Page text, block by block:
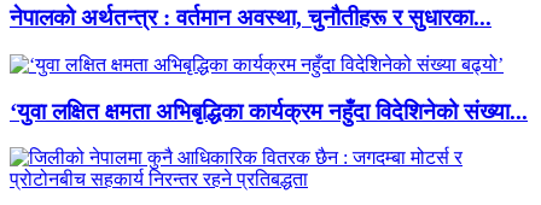
नेपालको अर्थतन्त्र : वर्तमान अवस्था, चुनौतीहरू र सुधारका...
‘युवा लक्षित क्षमता अभिबृद्धिका कार्यक्रम नहुँदा विदेशिनेको संख्या...